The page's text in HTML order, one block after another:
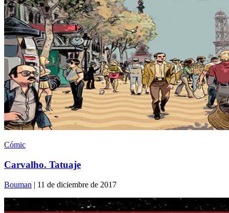
Cómic
Carvalho. Tatuaje
Bouman | 11 de diciembre de 2017